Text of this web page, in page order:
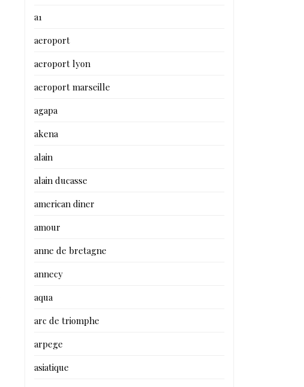
a1
aeroport
aeroport lyon
aeroport marseille
agapa
akena
alain
alain ducasse
american diner
amour
anne de bretagne
annecy
aqua
arc de triomphe
arpege
asiatique